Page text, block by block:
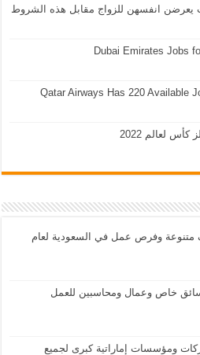
يعرضن انفسهن للزواج مقابل هذه الشروط
Dubai Emirates Jobs
Qatar Airways Has 220 Available
لعالم 2022
2024 وظائف متنوعة وفرص عمل في السعودية لعام
2024 بحاجه لسائق خاص وعمال ومحاسبين للعمل
2024 لدى شركات ومؤسسات إماراتية كبرى لجميع